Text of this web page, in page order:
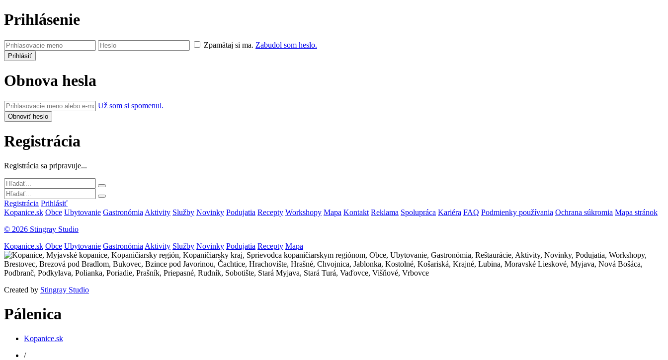
Prihlásenie
Zpamätaj si ma. Zabudol som heslo.
Obnova hesla
Už som si spomenul.
Registrácia
Registrácia sa pripravuje...
Registrácia Prihlásiť
Kopanice.sk Obce Ubytovanie Gastronómia Aktivity Služby Novinky Podujatia Recepty Workshopy Mapa Kontakt Reklama Spolupráca Kariéra FAQ Podmienky používania Ochrana súkromia Mapa stránok
© 2026 Stingray Studio
Kopanice.sk Obce Ubytovanie Gastronómia Aktivity Služby Novinky Podujatia Recepty Mapa
Created by Stingray Studio
Pálenica
Kopanice.sk
/